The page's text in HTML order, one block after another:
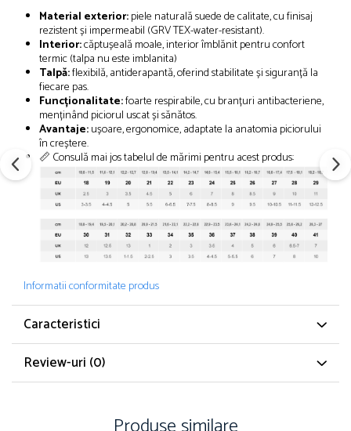
Material exterior:piele naturală suede de calitate, cu finisaj
rezistent și impermeabil (GRV TEX-water-resistant).
Interior:căptușeală moale, interior îmblănit pentru confort
termic (talpa nu este imblanita)
Talpă:flexibilă, antiderapantă, oferind stabilitate și siguranță la
fiecare pas.
Funcționalitate:foarte respirabile, cu branțuri antibacteriene,
menținând piciorul uscat și sănătos.
Avantaje:ușoare, ergonomice, adaptate la anatomia piciorului
în creștere.
📏 Consulă mai jos tabelul de mărimi pentru acest produs:
Informatii conformitate produs
Caracteristici
Review-uri (0)